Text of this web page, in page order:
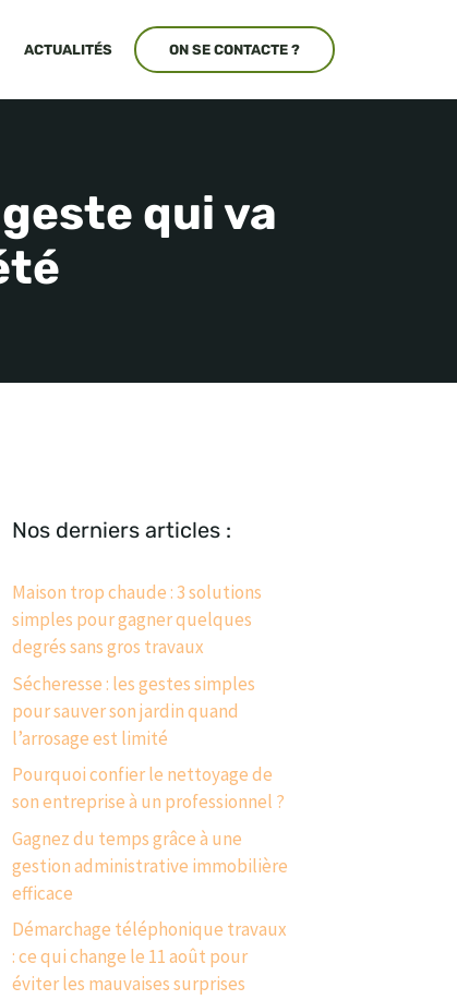
ACTUALITÉS ON SE CONTACTE ?
qui va
Nos derniers articles :
Maison trop chaude : 3 solutions
simples pour gagner quelques
degrés sans gros travaux
Sécheresse : les gestes simples
pour sauver son jardin quand
l’arrosage est limité
Pourquoi confier le nettoyage de
son entreprise à un professionnel ?
Gagnez du temps grâce à une
gestion administrative immobilière
efficace
Démarchage téléphonique travaux
: ce qui change le 11 août pour
éviter les mauvaises surprises